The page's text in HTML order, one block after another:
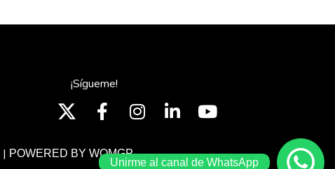
¡Sígueme!
| POWERED BY WOMGP
Unirme al canal de WhatsApp